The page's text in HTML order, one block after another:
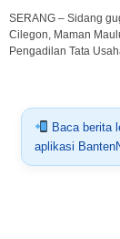
SERANG – Sidang
Cilegon, Maman
Pengadilan Tata
Baca berita
aplikasi